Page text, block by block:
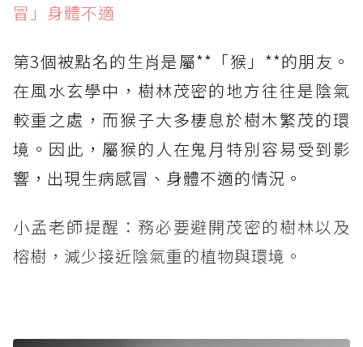
冒」身體不適
第3個被點名的生肖是屬**「猴」**的朋友。
在風水玄學中，樹林茂密的地方往往是陰氣
較重之處，而猴子大多棲息於樹木繁茂的環
境。因此，屬猴的人在鬼月特別容易受到影
響，出現生病感冒、身體不適的情況。
小孟老師提醒：務必要避開茂密的樹林以及
榕樹，減少接近陰氣重的植物與環境。